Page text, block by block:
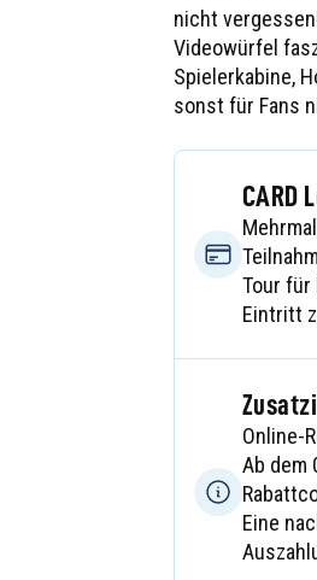
nicht
Videowürfel
Spielerkabine,
sonst für Fans
CARD
Tour für
Eintritt
Online-
Ab dem
Eine